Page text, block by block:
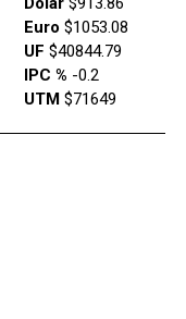
Euro $1053.08
UF $40844.79
IPC % -0.2
UTM$71649